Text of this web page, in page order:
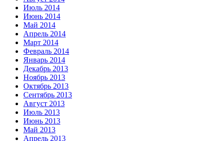
Июль 2014
Июнь 2014
Май 2014
Апрель 2014
Март 2014
Февраль 2014
Январь 2014
Декабрь 2013
Ноябрь 2013
Октябрь 2013
Сентябрь 2013
Август 2013
Июль 2013
Июнь 2013
Май 2013
Апрель 2013